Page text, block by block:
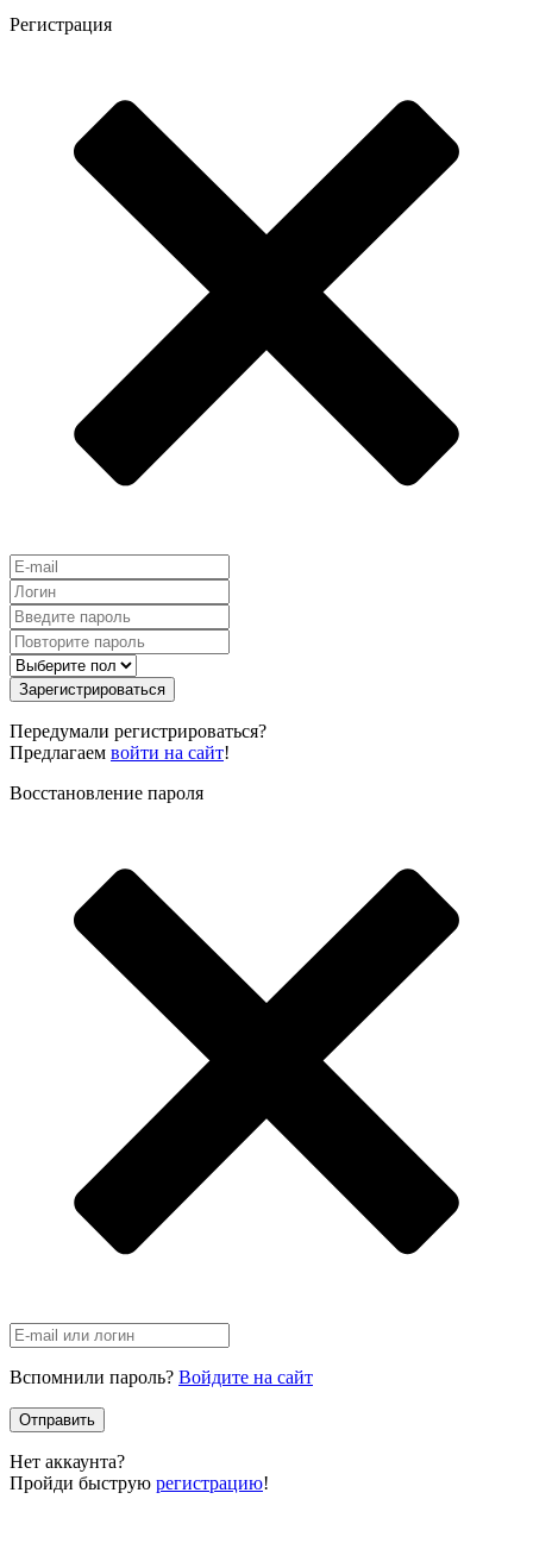
Регистрация
Зарегистрироваться
Передумали регистрироваться?
Предлагаем войти на сайт!
Восстановление пароля
Вспомнили пароль? Войдите на сайт
Отправить
Нет аккаунта?
Пройди быструю регистрацию!